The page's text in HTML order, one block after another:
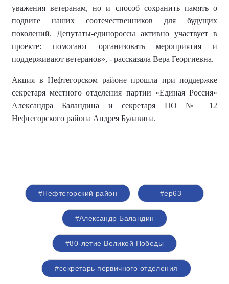
уважения ветеранам, но и способ сохранить память о
подвиге наших соотечественников для будущих
поколений. Депутаты-единороссы активно участвует в
проекте:
помогают организовать мероприятия и
поддерживают ветеранов», - рассказала Вера Георгиевна.
Акция в Нефтегорском районе прошла при поддержке
секретаря местного отделения партии «Единая Россия»
АлександраБаландина исекретаря
ПО № 12
Нефтегорского района Андрея Булавина.
#Нефтегорский район #ер63
#Александр Баландин
#80-летие Великой Победы
#секретарь первичного отделения